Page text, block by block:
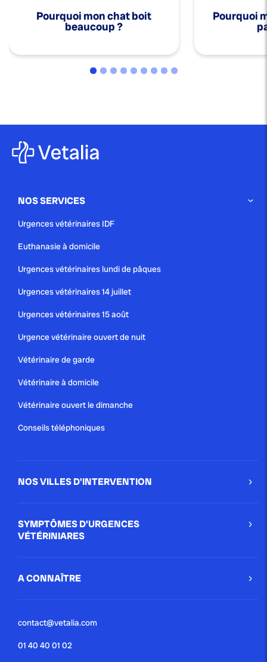
Pourquoi mon chat boit
beaucoup ?
Pourquoi
NOS SERVICES
Urgences vétérinaires IDF
Euthanasie à domicile
Urgences vétérinaires lundi de pâques
Urgences vétérinaires 14 juillet
Urgences vétérinaires 15 août
Urgence vétérinaire ouvert de nuit
Vétérinaire de garde
Vétérinaire à domicile
Vétérinaire ouvert le dimanche
Conseils téléphoniques
NOS VILLES D'INTERVENTION
SYMPTÔMES D'URGENCES
VÉTÉRINIARES
A CONNAÎTRE
contact@vetalia.com
01 40 40 01 02